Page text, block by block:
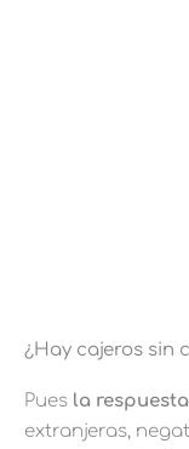
¿Hay cajeros sin
Pues la
extranjeras,